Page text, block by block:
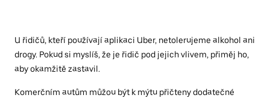
U řidičů, kteří používají aplikaci Uber, netolerujeme alkohol ani
drogy. Pokud si myslíš, že je řidič pod jejich vlivem, přiměj ho,
aby okamžitě zastavil.
Komerčním autům můžou být k mýtu přičteny dodatečné